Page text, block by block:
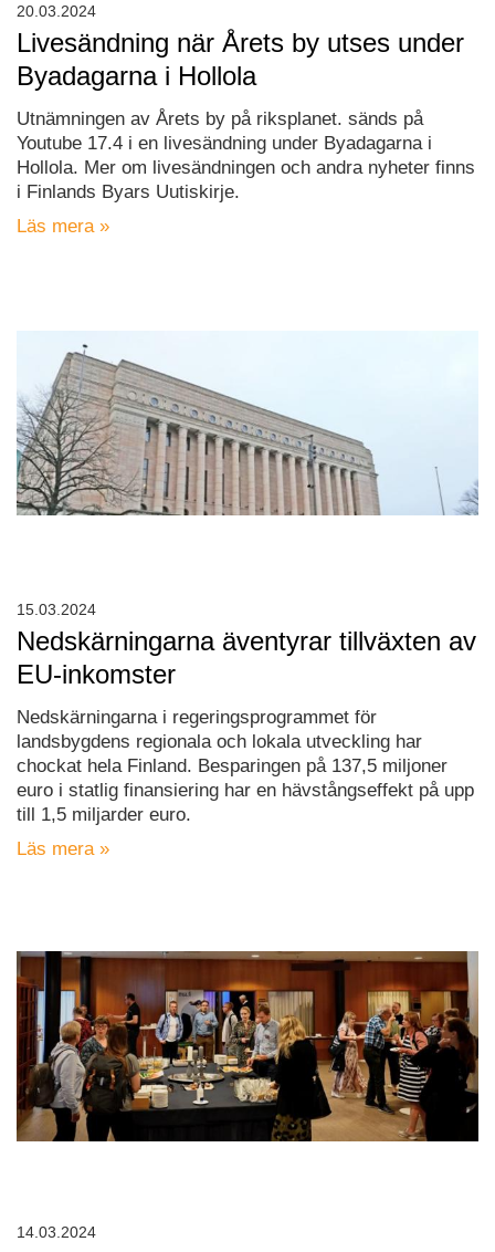
Livesändning när Årets by utses under
Byadagarna i Hollola
Utnämningen av Årets by på riksplanet. sänds på
Youtube 17.4 i en livesändning under Byadagarna i
Hollola. Mer om livesändningen och andra nyheter finns
i Finlands Byars Uutiskirje.
Läs mera »
20.03.2024
Nedskärningarna äventyrar tillväxten av
EU-inkomster
Nedskärningarna i regeringsprogrammet för
landsbygdens regionala och lokala utveckling har
chockat hela Finland. Besparingen på 137,5 miljoner
euro i statlig finansiering har en hävstångseffekt på upp
till 1,5 miljarder euro.
Läs mera »
15.03.2024
14.03.2024